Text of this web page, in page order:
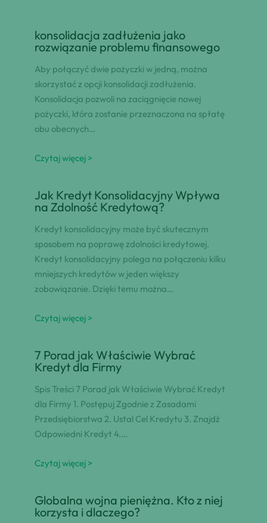
konsolidacja zadłużenia jako
rozwiązanie problemu finansowego
Aby połączyć dwie pożyczki w jedną, można
skorzystać z opcji konsolidacji zadłużenia.
Konsolidacja pozwoli na zaciągnięcie nowej
pożyczki, która zostanie przeznaczona na spłatę
obu obecnych…
Czytaj więcej >
Jak Kredyt Konsolidacyjny Wpływa
na Zdolność Kredytową?
Kredyt konsolidacyjny może być skutecznym
sposobem na poprawę zdolności kredytowej.
Kredyt konsolidacyjny polega na połączeniu kilku
mniejszych kredytów w jeden większy
zobowiązanie. Dzięki temu można…
Czytaj więcej >
7 Porad jak Właściwie Wybrać
Kredyt dla Firmy
Spis Treści 7 Porad jak Właściwie Wybrać Kredyt
dla Firmy 1. Postępuj Zgodnie z Zasadami
Przedsiębiorstwa 2. Ustal Cel Kredytu 3. Znajdź
Odpowiedni Kredyt 4.…
Czytaj więcej >
Globalna wojna pieniężna. Kto z niej
korzysta i dlaczego?